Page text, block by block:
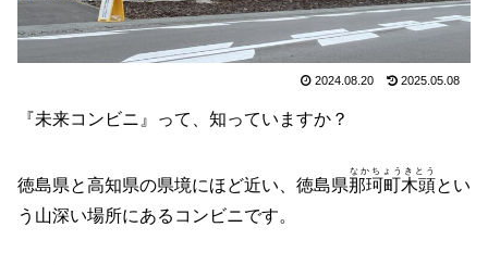
2024.08.20 2025.05.08
『未来コンビニ』って、知っていますか？
徳島県と高知県の県境にほど近い、徳島県那珂町木頭
なかちょうきとう
とい
う山深い場所にあるコンビニです。